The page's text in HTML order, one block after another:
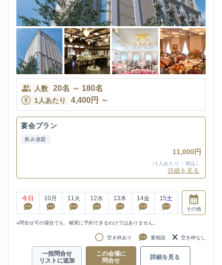
人数 20名 ～ 180名
1人あたり 4,400円 ～
宴会プラン
飲み放題
11,000円
（1人あたり・税込）
詳細を見る
今日 10月 11 火 12水 13木 14金 15土
その他
※問合せ可の場合でも、確実に予約できるわけではありません。
空き枠あり 要相談 空き枠なし
一括問合せ
リストに追加
この会場に
問合せ
詳細を見る